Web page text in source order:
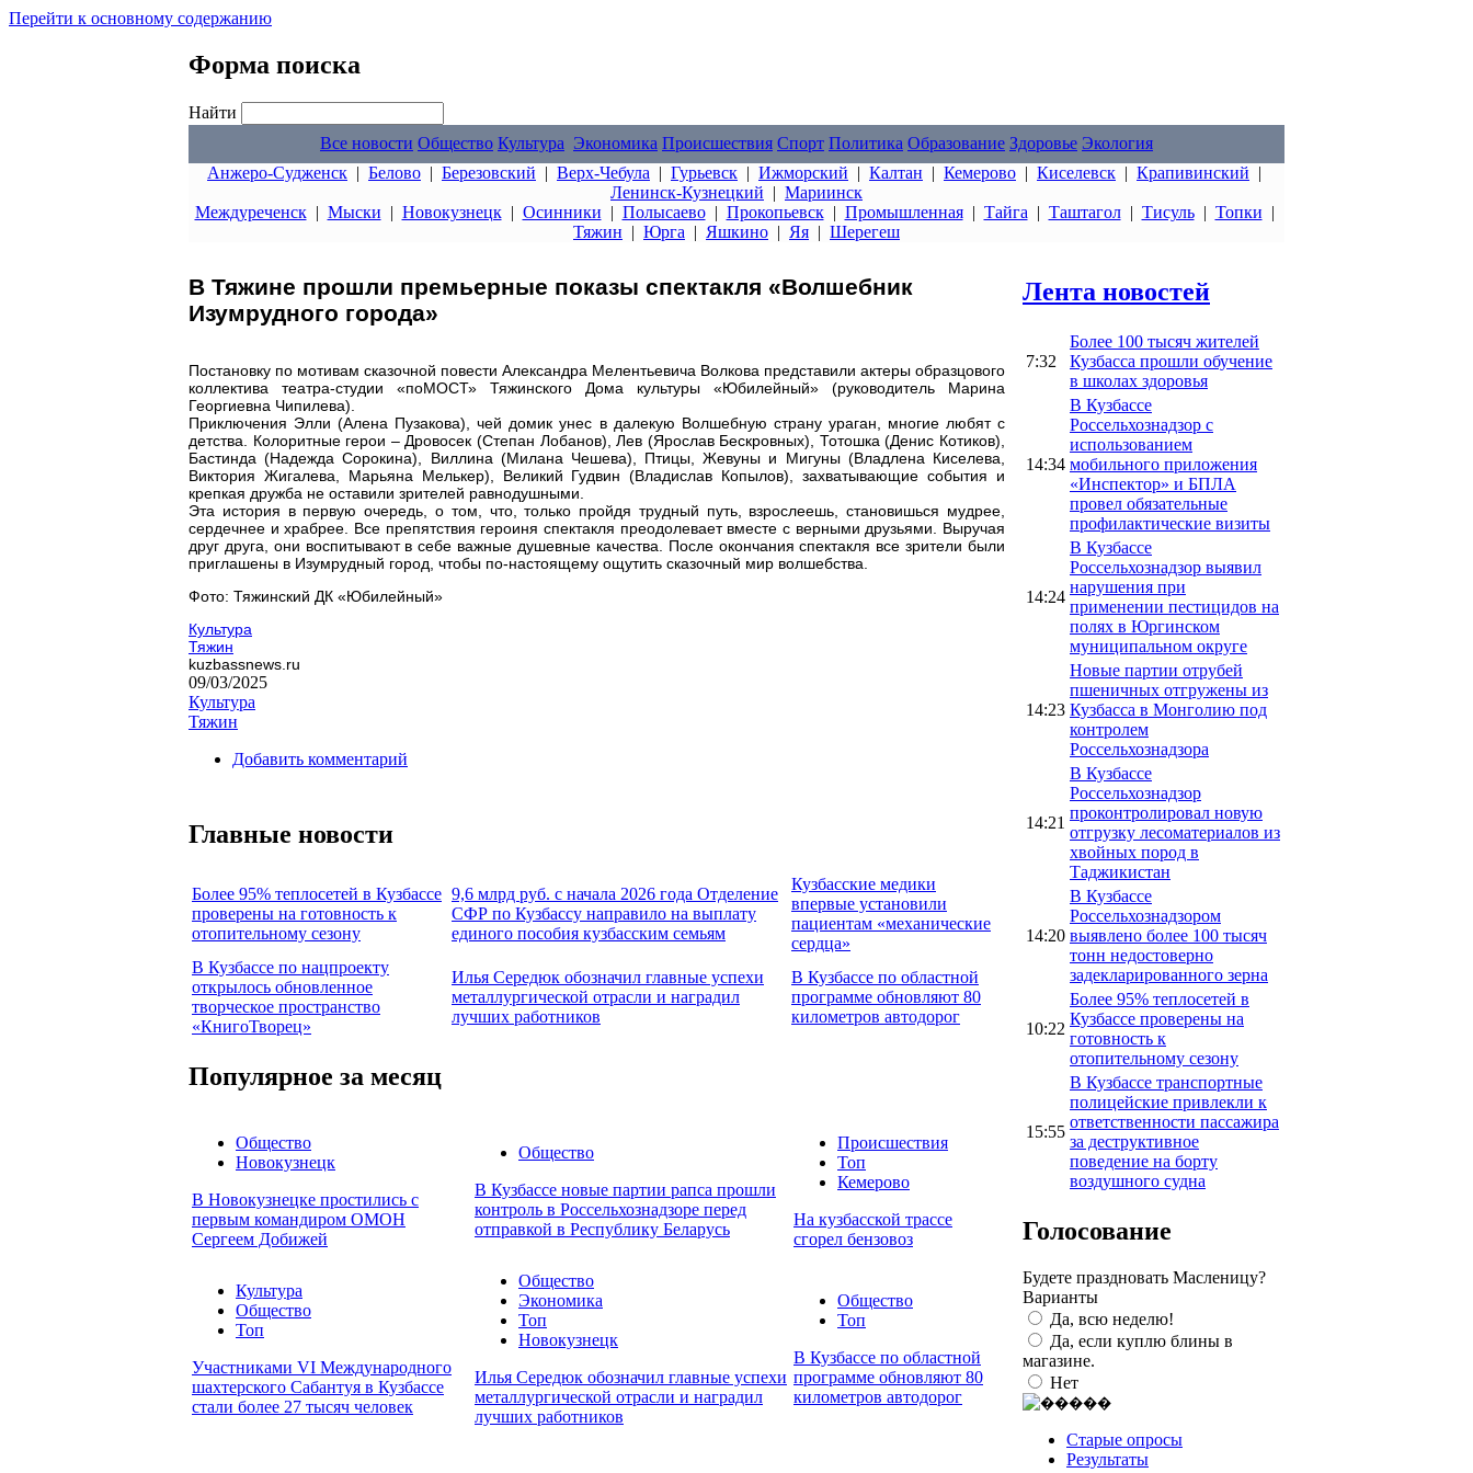
Перейти к основному содержанию
Форма поиска
Найти
Все новости Общество Культура Экономика Происшествия Спорт Политика Образование Здоровье Экология
Анжеро-Судженск | Белово | Березовский | Верх-Чебула | Гурьевск | Ижморский | Калтан | Кемерово | Киселевск | Крапивинский |
Ленинск-Кузнецкий | Мариинск
Междуреченск| Мыски | Новокузнецк| Осинники | Полысаево| Прокопьевск| Промышленная| Тайга | Таштагол| Тисуль| Топки |
Тяжин | Юрга | Яшкино | Яя | Шерегеш
В Тяжине прошли премьерные показы спектакля «Волшебник
Изумрудного города»
Постановку по мотивам сказочной повести Александра Мелентьевича Волкова представили актеры образцового
коллектива театра-студии «поМОСТ» Тяжинского Дома культуры «Юбилейный» (руководитель Марина
Георгиевна Чипилева).
Приключения Элли (Алена Пузакова), чей домик унес в далекую Волшебную страну ураган, многие любят с
детства. Колоритные герои – Дровосек (Степан Лобанов), Лев (Ярослав Бескровных), Тотошка (Денис Котиков),
Бастинда (Надежда Сорокина), Виллина (Милана Чешева), Птицы, Жевуны и Мигуны (Владлена Киселева,
Виктория Жигалева, Марьяна Мелькер), Великий Гудвин (Владислав Копылов), захватывающие события и
крепкая дружба не оставили зрителей равнодушными.
Эта история в первую очередь, о том, что, только пройдя трудный путь, взрослеешь, становишься мудрее,
сердечнее и храбрее. Все препятствия героиня спектакля преодолевает вместе с верными друзьями. Выручая
друг друга, они воспитывают в себе важные душевные качества. После окончания спектакля все зрители были
приглашены в Изумрудный город, чтобы по-настоящему ощутить сказочный мир волшебства.
Фото: Тяжинский ДК «Юбилейный»
Культура
Тяжин
kuzbassnews.ru
09/03/2025
Культура
Тяжин
Добавить комментарий
Главные новости
Более 95% теплосетей в Кузбассе
проверены на готовность к
отопительному сезону
9,6 млрд руб. с начала 2026 года Отделение
СФР по Кузбассу направило на выплату
единого пособия кузбасским семьям
Кузбасские медики
впервые установили
пациентам «механические
сердца»
В Кузбассе по нацпроекту
открылось обновленное
творческое пространство
«КнигоТворец»
Илья Середюк обозначил главные успехи
металлургической отрасли и наградил
лучших работников
В Кузбассе по областной
программе обновляют 80
километров автодорог
Популярное за месяц
Общество
Новокузнецк
В Новокузнецке простились с
первым командиром ОМОН
Сергеем Добижей
Общество
В Кузбассе новые партии рапса прошли
контроль в Россельхознадзоре перед
отправкой в Республику Беларусь
Происшествия
Топ
Кемерово
На кузбасской трассе
сгорел бензовоз
Культура
Общество
Топ
Участниками VI Международного
шахтерского Сабантуя в Кузбассе
стали более 27 тысяч человек
Общество
Экономика
Топ
Новокузнецк
Илья Середюк обозначил главные успехи
металлургической отрасли и наградил
лучших работников
Общество
Топ
В Кузбассе по областной
программе обновляют 80
километров автодорог
Лента новостей
7:32
Более 100 тысяч жителей
Кузбасса прошли обучение
в школах здоровья
14:34
В Кузбассе
Россельхознадзор с
использованием
мобильного приложения
«Инспектор» и БПЛА
провел обязательные
профилактические визиты
14:24
В Кузбассе
Россельхознадзор выявил
нарушения при
применении пестицидов на
полях в Юргинском
муниципальном округе
14:23
Новые партии отрубей
пшеничных отгружены из
Кузбасса в Монголию под
контролем
Россельхознадзора
14:21
В Кузбассе
Россельхознадзор
проконтролировал новую
отгрузку лесоматериалов из
хвойных пород в
Таджикистан
14:20
В Кузбассе
Россельхознадзором
выявлено более 100 тысяч
тонн недостоверно
задекларированного зерна
10:22
Более 95% теплосетей в
Кузбассе проверены на
готовность к
отопительному сезону
15:55
В Кузбассе транспортные
полицейские привлекли к
ответственности пассажира
за деструктивное
поведение на борту
воздушного судна
Голосование
Будете праздновать Масленицу?
Варианты
Да, всю неделю!
Да, если куплю блины в
магазине.
Нет
Старые опросы
Результаты